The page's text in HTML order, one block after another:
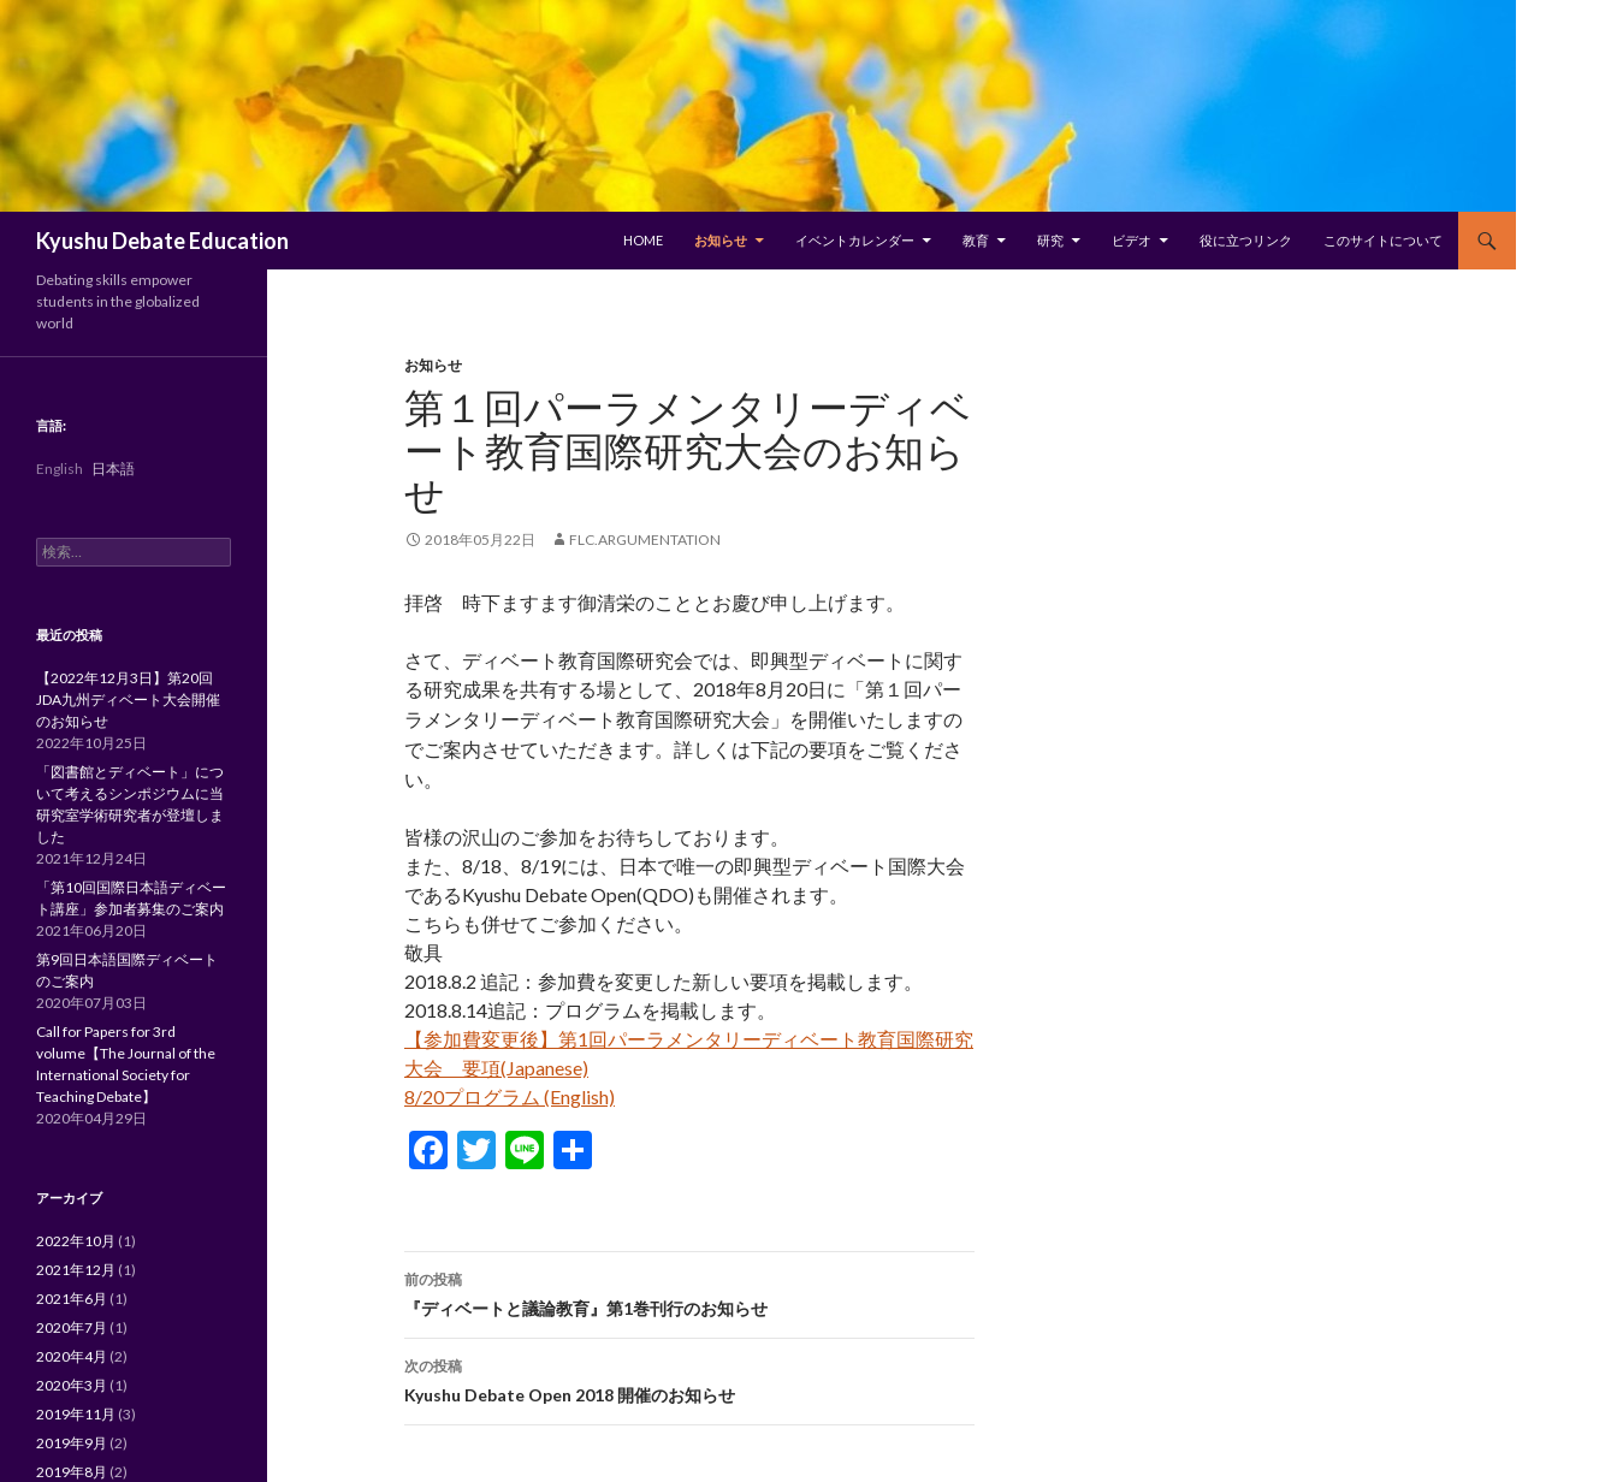
Kyushu Debate Education
HOME
お知らせ イベントカレンダー 教育 研究 ビデオ 役に立つリンク このサイトについて
お知らせ
第１回パーラメンタリーディベ
ート教育国際研究大会のお知ら
せ
2018年05月22日 FLC.ARGUMENTATION
拝啓 時下ますます御清栄のこととお慶び申し上げます。
さて、 ディベート 教育国際研究会では、 即興型ディベートに関す
る研究成果を共有する場として、2018年8月20日に「第１回パー
ラメンタリーディベート教育国際研究大会」
を開催いたしますの
でご案内させていただきます。詳しくは下記の要項をご覧くださ
い。
皆様の沢山のご参加をお待ちしております。
また、8/18、8/19には、
日本で唯一の即興型ディベート国際大会
であるKyushu Debate Open(QDO)も開催されます。
こちらも併せてご参加ください。
敬具
2018.8.2 追記：参加費を変更した新しい要項を掲載します。
2018.8.14追記：プログラムを掲載します。
【参加費変更後】第1回パーラメンタリーディベート教育国際研究
大会 要項(Japanese)
8/20プログラム (English)
F
b
o
o
k
T
er
Li
投
稿
ナ
ビ
ゲ
前の投稿
『ディベートと議論教育』第1巻刊行のお知らせ
次の投稿
Kyushu Debate Open 2018 開催のお知らせ
Debating skills empower
students in the globalized
world
言語:
English 日本語
検
索:
最近の投稿
【2022年12月3日】第20回
JDA九州ディベート大会開催
のお知らせ
2022年10月25日
「図書館とディベート」につ
いて考えるシンポジウムに当
研究室学術研究者が登壇しま
した
2021年12月24日
「第10回国際日本語ディベー
ト講座」参加者募集のご案内
2021年06月20日
第9回日本語国際ディベート
のご案内
2020年07月03日
Call for Papers for 3rd
volume【The Journal of the
International Society for
Teaching Debate】
2020年04月29日
アーカイブ
2022年10月 (1)
2021年12月 (1)
2021年6月 (1)
2020年7月 (1)
2020年4月 (2)
2020年3月 (1)
2019年11月 (3)
2019年9月 (2)
2019年8月 (2)